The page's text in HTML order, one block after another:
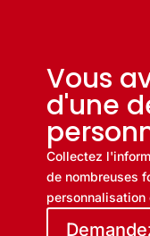
Vous
d'une
Collectez
de nombreuses
personnalisation